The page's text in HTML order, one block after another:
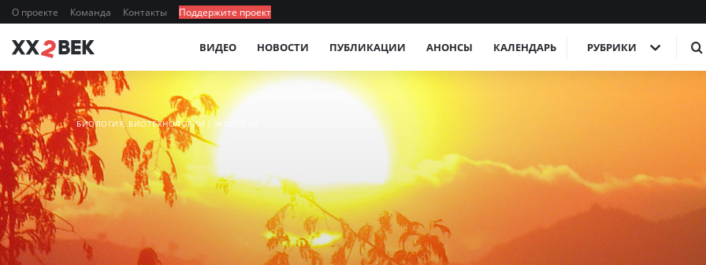
О проекте Команда Контакты Поддержите проект
ВИДЕО НОВОСТИ ПУБЛИКАЦИИ АНОНСЫ КАЛЕНДАРЬ РУБРИКИ
БИОЛОГИЯ, БИОТЕХНОЛОГИИ ЭКОЛОГИЯ